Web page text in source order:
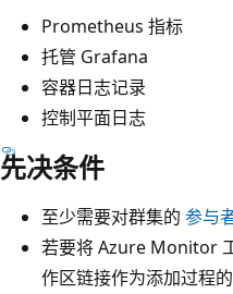
Prometheus 指标
托管 Grafana
容器日志记录
控制平面日志
先决条件
至少需要对群集的 参与
若要将 Azure Monitor
作区链接作为添加过程